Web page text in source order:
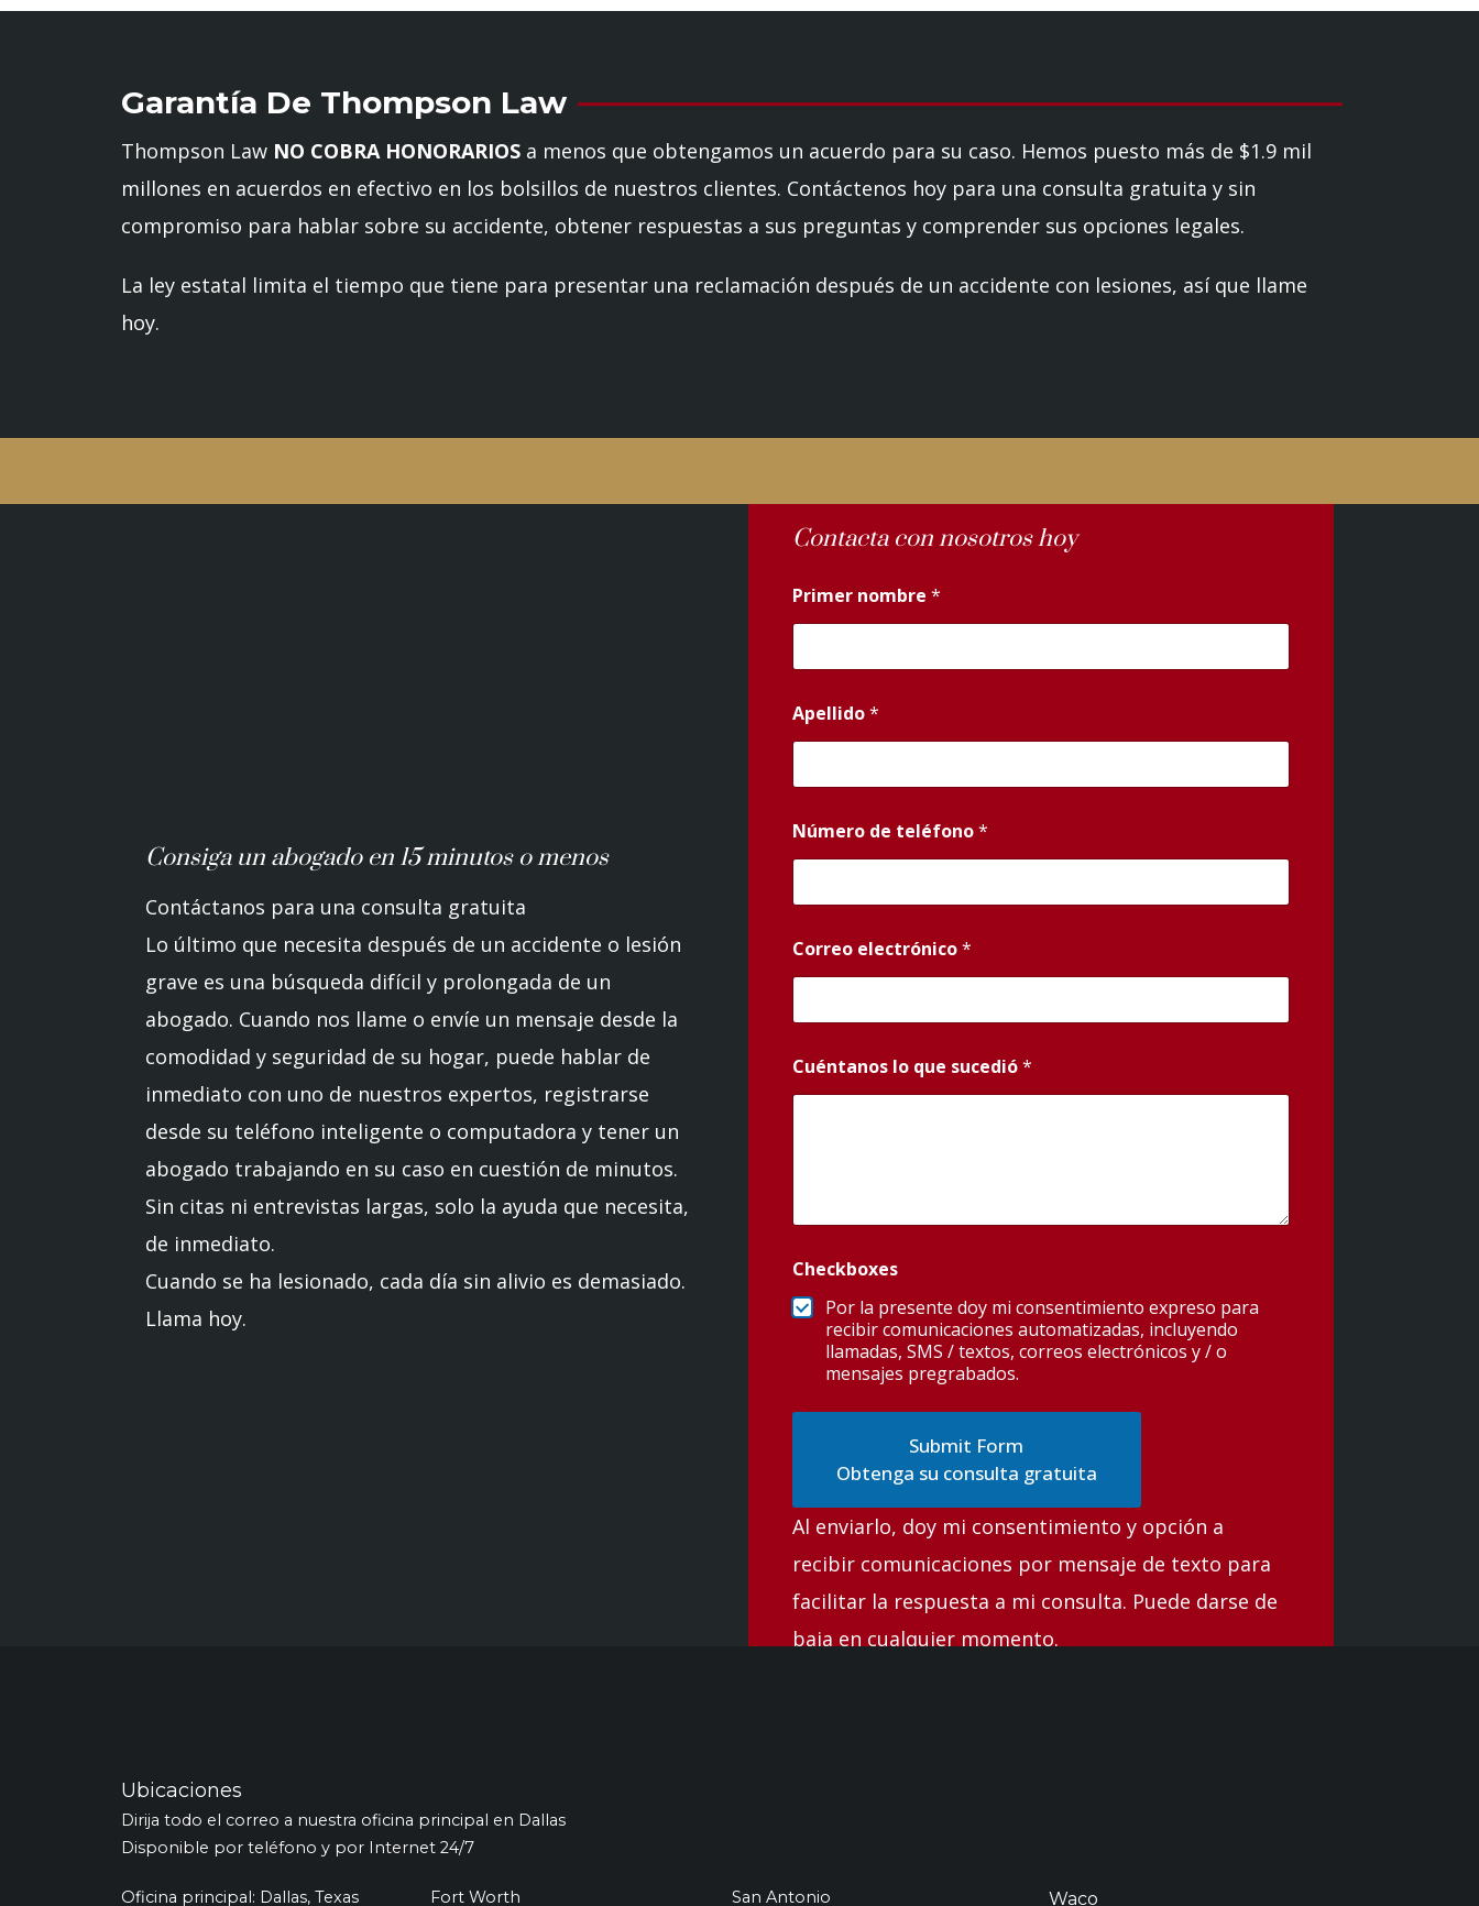
Garantía De Thompson Law
Thompson LawNO COBRA HONORARIOSa menos que obtengamos un acuerdo para su caso. Hemos puesto más de $1.9 mil
millones en acuerdos en efectivo en los bolsillos de nuestros clientes. Contáctenos hoy para una consulta gratuita y sin
compromiso para hablar sobre su accidente, obtener respuestas a sus preguntas y comprender sus opciones legales.
La ley estatal limita el tiempo que tiene para presentar una reclamación después de un accidente con lesiones, así que llame
hoy.
Consiga un abogado en 15 minutos o menos
Contáctanos para una consulta gratuita
Lo último que necesita después de un accidente o lesión
grave es una búsqueda difícil y prolongada de un
abogado. Cuando nos llame o envíe un mensaje desde la
comodidad y seguridad de su hogar, puede hablar de
inmediato con uno de nuestros expertos, registrarse
desde su teléfono inteligente o computadora y tener un
abogado trabajando en su caso en cuestión de minutos.
Sin citas ni entrevistas largas, solo la ayuda que necesita,
de inmediato.
Cuando se ha lesionado, cada día sin alivio es demasiado.
Llama hoy.
Contacta con nosotros hoy
Primer nombre *
Apellido*
Número de teléfono*
Correo electrónico*
Cuéntanos lo que sucedió*
Checkboxes
Por la presente doy mi consentimiento expreso para
recibir comunicaciones automatizadas, incluyendo
llamadas, SMS / textos, correos electrónicos y / o
mensajes pregrabados.
Obtenga su consulta gratuita
Al enviarlo, doy mi consentimiento y opción a
recibir comunicaciones por mensaje de texto para
facilitar la respuesta a mi consulta. Puede darse de
baja en cualquier momento.
Ubicaciones
Dirija todo el correo a nuestra oficina principal en Dallas
Disponible por teléfono y por Internet 24/7
Oficina principal: Dallas, Texas Fort Worth San Antonio Waco